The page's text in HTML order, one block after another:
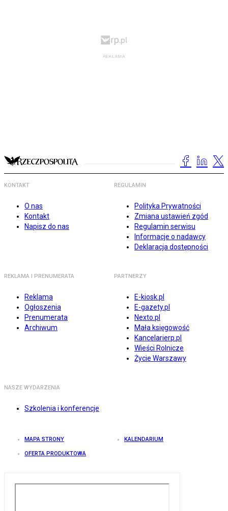
KONTAKT
O nas
Kontakt
Napisz do nas
REGULAMIN
Polityka Prywatności
Zmiana ustawień zgód
Regulamin serwisu
Informacje o nadawcy
Deklaracja dostępności
REKLAMA I PRENUMERATA
Reklama
Ogłoszenia
Prenumerata
Archiwum
PARTNERZY
E-kiosk.pl
E-gazety.pl
Nexto.pl
Mała księgowość
Kancelarierp.pl
Wieści Rolnicze
Życie Warszawy
NASZE WYDARZENIA
Szkolenia i konferencje
MAPA STRONY KALENDARIUM
OFERTA PRODUKTOWA